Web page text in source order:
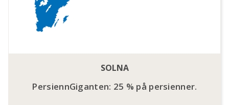
SOLNA
PersiennGiganten: 25 % på persienner.